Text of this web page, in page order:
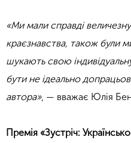
«Ми мали справді
краєзнавства, також були
шукають свою
бути не ідеально
автора», — вважає Юлія
Премія «Зустріч: